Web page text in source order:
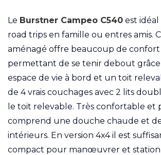
Le Burstner Campeo C540 est
road trips en famille ou entres amis.
aménagé offre beaucoup de confort
permettant de se tenir debout grâce
espace de vie à bord et un toit
de 4 vrais couchages avec 2 lits
le toit relevable. Très confortable et
comprend une douche chaude et
intérieurs. En version 4x4 il est
compact pour manœuvrer et